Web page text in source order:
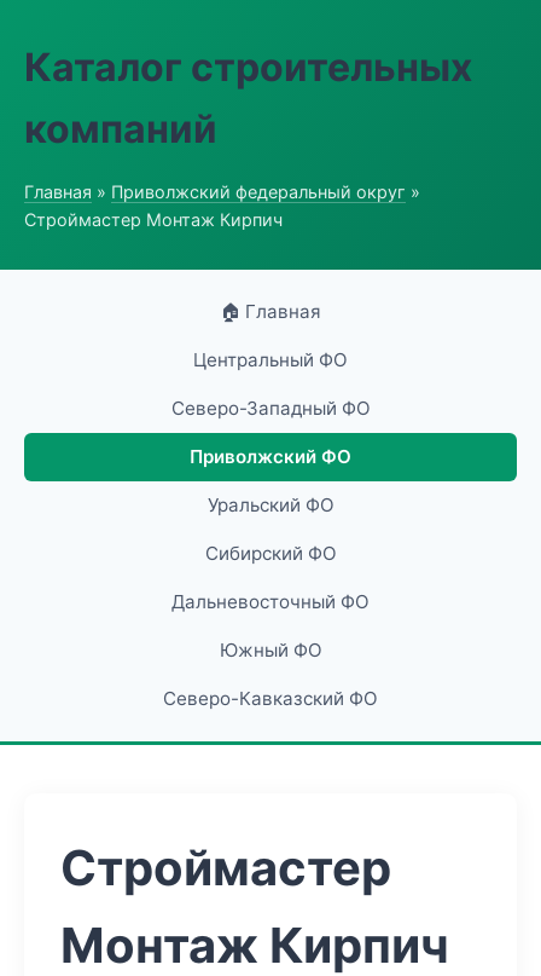
Каталог строительных
компаний
Главная » Приволжский федеральный округ »
Строймастер Монтаж Кирпич
🏠 Главная
Центральный ФО
Северо-Западный ФО
Приволжский ФО
Уральский ФО
Сибирский ФО
Дальневосточный ФО
Южный ФО
Северо-Кавказский ФО
Строймастер
Монтаж Кирпич